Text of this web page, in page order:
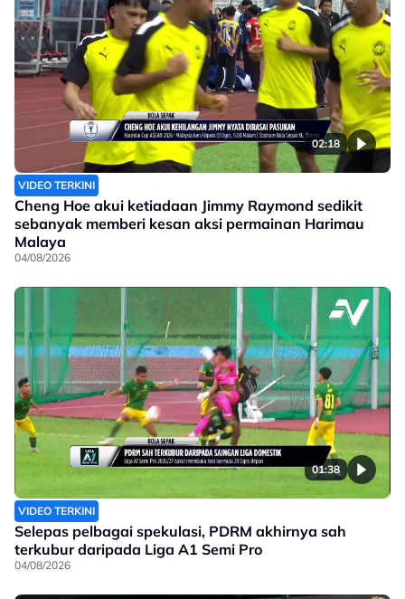
02:18
VIDEO TERKINI
Cheng Hoe akui ketiadaan Jimmy Raymond sedikit
sebanyak memberi kesan aksi permainan Harimau
Malaya
04/08/2026
01:38
VIDEO TERKINI
Selepas pelbagai spekulasi, PDRM akhirnya sah
terkubur daripada Liga A1 Semi Pro
04/08/2026